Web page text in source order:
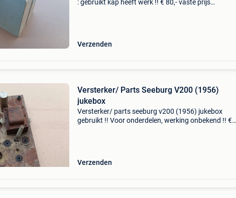
: gebruikt kap heeft werk !! € 80,- vaste prijs
Verzenden
Versterker/ Parts Seeburg V200 (1956)
jukebox
Versterker/ parts seeburg v200 (1956) jukebox
gebruikt !! Voor onderdelen, werking onbekend !! €
Verzenden